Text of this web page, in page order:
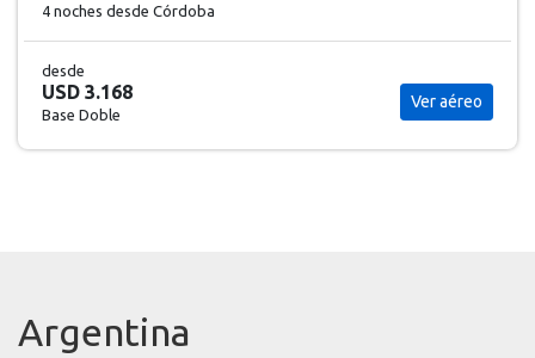
4 noches desde Córdoba
desde
USD 3.168
Base Doble
Ver aéreo
Argentina